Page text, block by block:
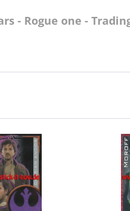
- Rogue one -